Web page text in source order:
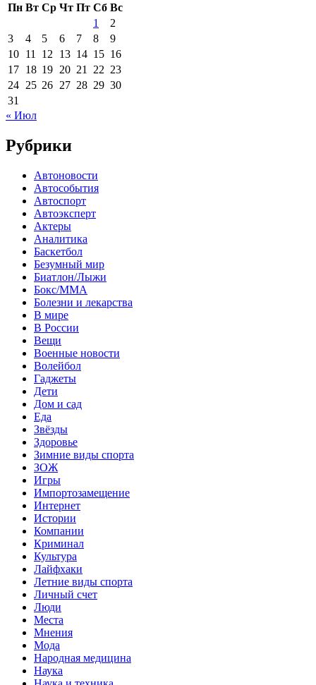
Пн Вт Ср Чт Пт Сб Вс
1
2
3
4 5 6 7 8
9
10 11 12 13 14 15 16
17 18 19 20 21 22 23
24 25 26 27 28 29 30
31
« Июл
Рубрики
Автоновости
Автособытия
Автоспорт
Автоэксперт
Актеры
Аналитика
Баскетбол
Безумный мир
Биатлон/Лыжи
Бокс/MMA
Болезни и лекарства
В мире
В России
Вещи
Военные новости
Волейбол
Гаджеты
Дети
Дом и сад
Еда
Звёзды
Здоровье
Зимние виды спорта
ЗОЖ
Игры
Импортозамещение
Интернет
Истории
Компании
Криминал
Культура
Лайфхаки
Летние виды спорта
Личный счет
Люди
Места
Мнения
Мода
Народная медицина
Наука